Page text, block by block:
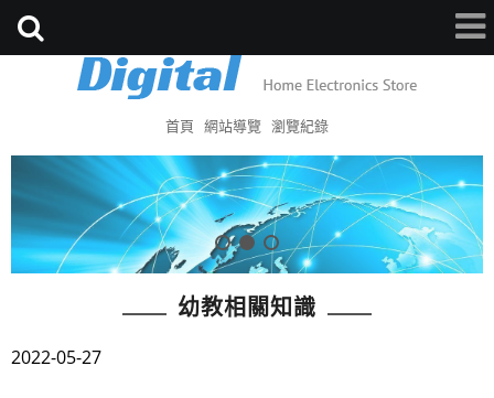
首頁 網站導覽 瀏覽紀錄
幼教相關知識
2022-05-27